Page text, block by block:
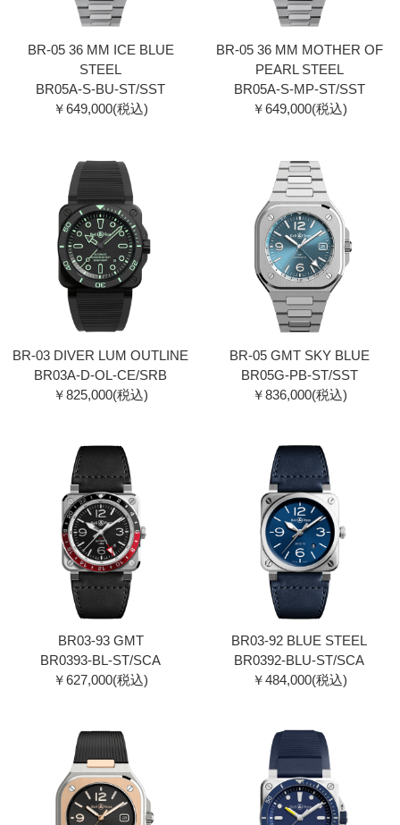
BR-05 36 MM ICE BLUE
STEEL
BR05A-S-BU-ST/SST
￥649,000(税込)
BR-05 36 MM MOTHER OF
PEARL STEEL
BR05A-S-MP-ST/SST
￥649,000(税込)
BR-03 DIVER LUM OUTLINE
BR03A-D-OL-CE/SRB
￥825,000(税込)
BR-05 GMT SKY BLUE
BR05G-PB-ST/SST
￥836,000(税込)
BR03-93 GMT
BR0393-BL-ST/SCA
￥627,000(税込)
BR03-92 BLUE STEEL
BR0392-BLU-ST/SCA
￥484,000(税込)